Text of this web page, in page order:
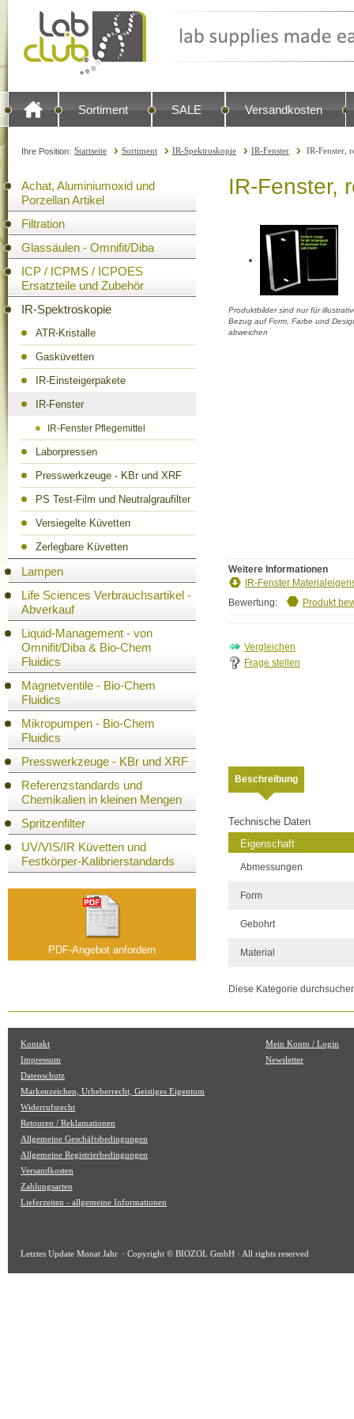
Sortiment SALE Versandkosten
Ihre Position: Startseite Sortiment IR-Spektroskopie IR-Fenster IR-Fenster,
Achat, Aluminiumoxid und
Porzellan Artikel
Filtration
Glassäulen - Omnifit/Diba
ICP / ICPMS / ICPOES
Ersatzteile und Zubehör
IR-Spektroskopie
ATR-Kristalle
Gasküvetten
IR-Einsteigerpakete
IR-Fenster
IR-Fenster Pflegemittel
Laborpressen
Presswerkzeuge - KBr und XRF
PS Test-Film und Neutralgraufilter
Versiegelte Küvetten
Zerlegbare Küvetten
Lampen
Life Sciences Verbrauchsartikel -
Abverkauf
Liquid-Management - von
Omnifit/Diba & Bio-Chem
Fluidics
Magnetventile - Bio-Chem
Fluidics
Mikropumpen - Bio-Chem
Fluidics
Presswerkzeuge - KBr und XRF
Referenzstandards und
Chemikalien in kleinen Mengen
Spritzenfilter
UV/VIS/IR Küvetten und
Festkörper-Kalibrierstandards
PDF-Angebot anfordern
IR-Fenster,
Produktbilder sind nur für
Bezug auf Form, Farbe und
abweichen
Weitere Informationen
IR-Fenster
Bewertung:
Produkt
Frage stellen
Beschreibung
Technische Daten
Eigenschaft
Abmessungen
Form
Gebohrt
Material
Diese Kategorie
Kontakt
Impressum
Datenschutz
Markenzeichen, Urheberrecht, Geistiges Eigentum
Widerrufsrecht
Retouren / Reklamationen
Allgemeine Geschäftsbedingungen
Allgemeine Registrierbedingungen
Versandkosten
Zahlungsarten
Lieferzeiten - allgemeine Informationen
Mein Konto / Login
Newsletter
Letztes Update Monat Jahr · Copyright © BIOZOL GmbH · All rights reserved